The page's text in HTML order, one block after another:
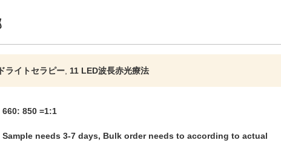
ライトセラピー 11 LED波長赤光療法
660: 850 =1:1
Sample needs 3-7 days, Bulk order needs to according to actual